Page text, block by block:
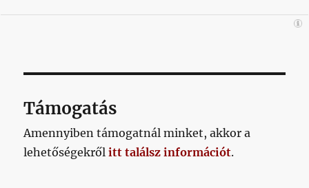
Támogatás
Amennyiben támogatnál minket, akkor a
lehetőségekrőlitt találsz információt.